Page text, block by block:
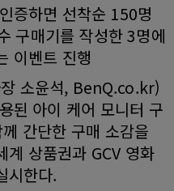
증하면 선착순 150명
구매기를 작성한 3명에
이벤트 진행
소윤석, BenQ.co.kr)
된 아이 케어 모니터 구
간단한 구매 소감을
계 상품권과 GCV 영화
시한다.